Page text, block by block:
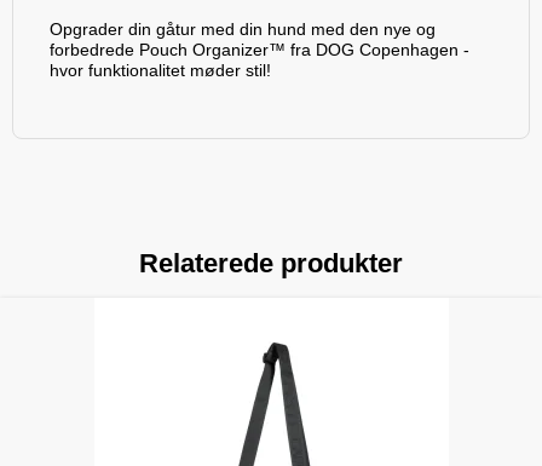
Opgrader din gåtur med din hund med den nye og
forbedrede Pouch Organizer™ fra DOG Copenhagen -
hvor funktionalitet møder stil!
Relaterede produkter